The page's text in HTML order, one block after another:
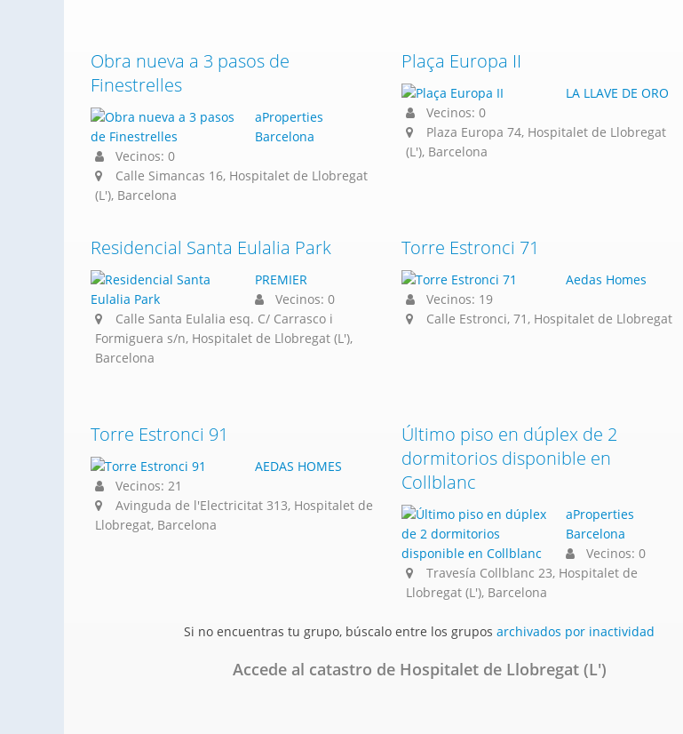
Obra nueva a 3 pasos de
Finestrelles
aProperties
Barcelona
Vecinos: 0
Calle Simancas 16, Hospitalet de Llobregat
(L'), Barcelona
Plaça Europa II
LA LLAVE DE ORO
Vecinos: 0
Plaza Europa 74, Hospitalet de Llobregat
(L'), Barcelona
Residencial Santa Eulalia Park
PREMIER
Vecinos: 0
Calle Santa Eulalia esq. C/ Carrasco i
Formiguera s/n, Hospitalet de Llobregat (L'),
Barcelona
Torre Estronci 71
Aedas Homes
Vecinos: 19
Calle Estronci, 71, Hospitalet de Llobregat
Torre Estronci 91
AEDAS HOMES
Vecinos: 21
Avinguda de l'Electricitat 313, Hospitalet de
Llobregat, Barcelona
Último piso en dúplex de 2
dormitorios disponible en
Collblanc
aProperties
Barcelona
Vecinos: 0
Travesía Collblanc 23, Hospitalet de
Llobregat (L'), Barcelona
Si no encuentras tu grupo, búscalo entre los grupos archivados por inactividad
Accede al catastro de Hospitalet de Llobregat (L')